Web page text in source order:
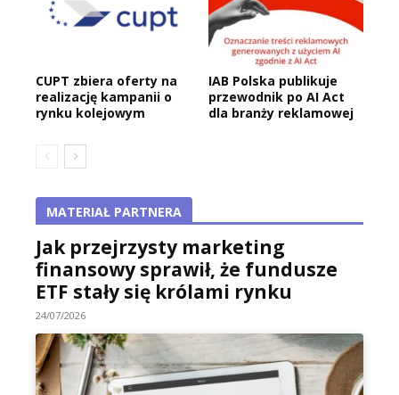
CUPT zbiera oferty na
realizację kampanii o
rynku kolejowym
IAB Polska publikuje
przewodnik po AI Act
dla branży reklamowej
MATERIAŁ PARTNERA
Jak przejrzysty marketing
finansowy sprawił, że fundusze
ETF stały się królami rynku
24/07/2026